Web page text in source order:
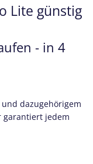
Lite günstig
- in 4
dazugehörigem
garantiert jedem